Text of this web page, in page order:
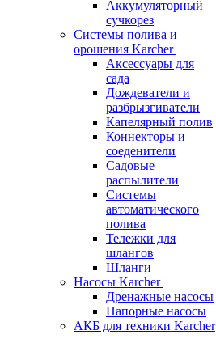
Аккумуляторный
сучкорез
Системы полива и
орошения Karcher
Аксессуары для
сада
Дождеватели и
разбрызгиватели
Капелярный полив
Коннекторы и
соеденители
Садовые
распылители
Системы
автоматического
полива
Тележки для
шлангов
Шланги
Насосы Karcher
Дренажные насосы
Напорные насосы
АКБ для техники Karcher